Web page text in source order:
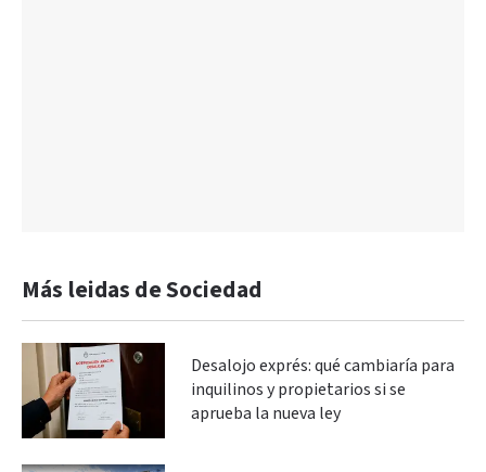
Más leidas de Sociedad
Desalojo exprés: qué cambiaría para
inquilinos y propietarios si se
aprueba la nueva ley